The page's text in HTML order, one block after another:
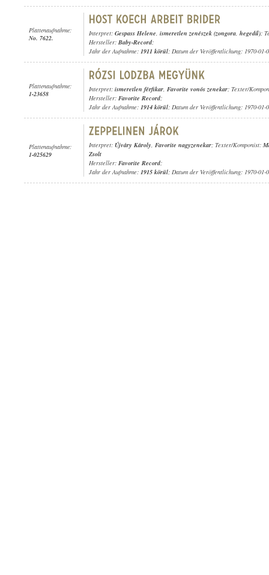
Plattenaufnahme:
No. 7622.
Interpret: Gespass Helene, ismeretlen zenészek (zongora, hegedű);
Hersteller: Baby-Record;
Jahr der Aufnahme: 1911 körül; Datum der Veröffentlichung: 1970-01-
Plattenaufnahme:
1-23658
Interpret: ismeretlen férfikar, Favorite vonós zenekar; Texter/
Hersteller: Favorite Record;
Jahr der Aufnahme: 1914 körül; Datum der Veröffentlichung: 1970-01-
Plattenaufnahme:
1-025629
Interpret: Újváry Károly, Favorite nagyzenekar; Texter/Komponist:
Zsolt
Hersteller: Favorite Record;
Jahr der Aufnahme: 1915 körül; Datum der Veröffentlichung: 1970-01-